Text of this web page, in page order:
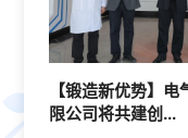
【锻造新优势】
限公司将共建创...